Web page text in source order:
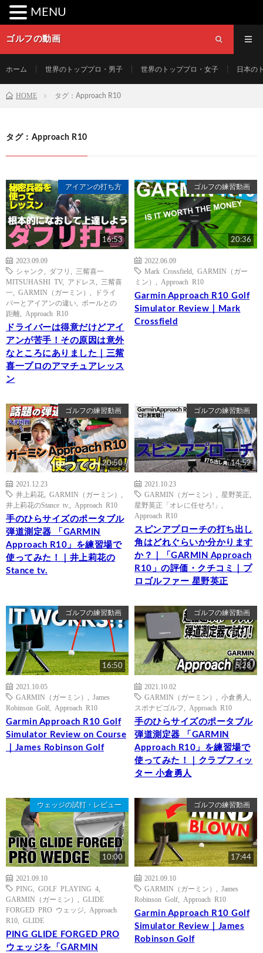
ゴルフの動画
ホーム 世界のトッププロ・男子 世界のトッププロ・女子 日本の
HOME タグ：Approach R10
タグ：Approach R10
アイアンの打ち方
16:53
2023.09.09
シャンク
ダフリ
三觜喜一
MITSUHASHI TV, アドレス
三觜喜
一
GARMIN（ガーミン）
ドライ
バーとアイアンの違い
ボールとの
距離
Approach R10
ドライバーは得意だけどアイ
アンが苦手！その原因は意外
なところにありました｜三觜
喜一プロのアマチュアレッス
ン
ゴルフの練習動画
20:36
2022.06.09
Mark Crossfield
GARMIN（ガー
ミン）
Approach R10
Garmin Approach R10 Golf
Simulator Review｜Mark
Crossfield
ゴルフの練習動画
20:50
2021.12.23
井上莉花
GARMIN（ガーミン）
井上莉花のStance tv.
Approach R10
手のひらサイズのポータブル
弾道測定器 「GARMIN
Approach R10」を練習場で
使ってみた！｜井上莉花の
Stance tv.
ゴルフの練習動画
14:52
2021.10.23
GARMIN（ガーミン）
星野英正
星野英正「オレに任せろ!」
Approach R10
スピンアプローチの打ち出し
角はどれぐらいか分かります
か？｜「GARMIN Approach
R10」の評価・クチコミ｜プ
ロゴルファー 星野英正
ゴルフの練習動画
16:50
2021.10.05
GARMIN（ガーミン）
James
Robinson Golf
Approach R10
Garmin Approach R10 Golf
Simulator Review on Course
｜James Robinson Golf
ゴルフの練習動画
5:28
2021.10.02
GARMIN（ガーミン）
小倉勇人
スポナビゴルフ
Approach R10
手のひらサイズのポータブル
弾道測定器 「GARMIN
Approach R10」を練習場で
使ってみた！｜クラブフィッ
ター 小倉勇人
ウェッジの試打・レビュー
10:00
2021.09.10
PING
GOLF PLAYING 4
GARMIN（ガーミン）
GLIDE
FORGED PRO ウェッジ
Approach
R10
GLIDE
PING GLIDE FORGED PRO
ウェッジを「GARMIN
ゴルフの練習動画
17:44
2021.09.10
GARMIN（ガーミン）
James
Robinson Golf
Approach R10
Garmin Approach R10 Golf
Simulator Review｜James
Robinson Golf
MENU